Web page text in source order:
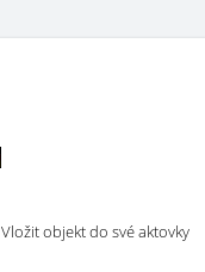
Vložit objekt do své aktovky